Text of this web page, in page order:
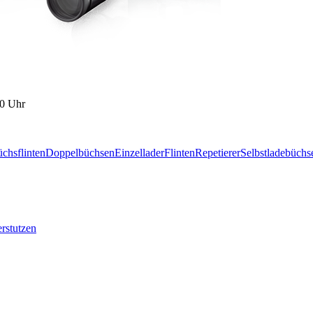
Uhr
DoppelbüchsenEinzelladerFlintenRepetierer